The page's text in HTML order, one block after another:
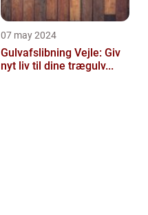
07 may 2024
Gulvafslibning Vejle: Giv
nyt liv til dine trægulv...